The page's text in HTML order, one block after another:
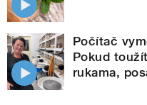
Počítač
Pokud
rukama,